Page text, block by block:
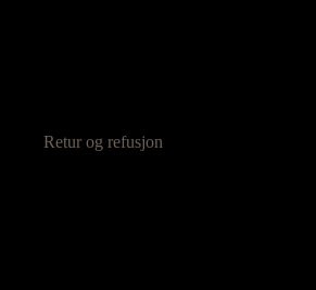
Retur og refusjon